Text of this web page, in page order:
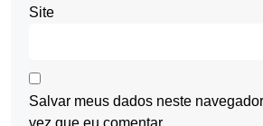
Site
Salvar meus dados neste
vez que eu comentar.